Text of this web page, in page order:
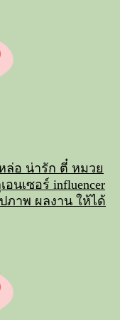
ล่อ น่ารัก ตี๋ หมวย
นเซอร์ influencer
ภาพ ผลงาน ให้ได้